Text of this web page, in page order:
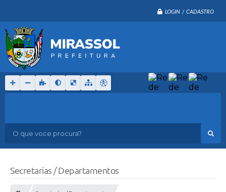
LOGIN / CADASTRO
O que voce procura?
Secretarias / Departamentos